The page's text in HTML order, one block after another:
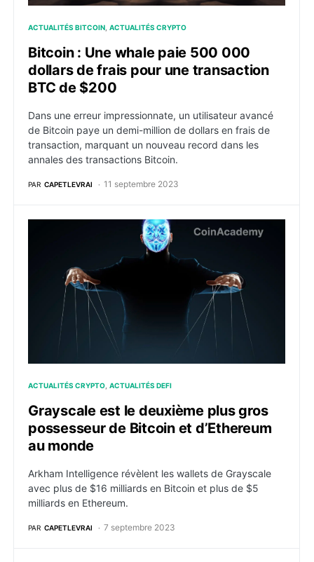
ACTUALITÉS BITCOIN ACTUALITÉS CRYPTO
Bitcoin : Une whale paie 500 000
dollars de frais pour une transaction
BTC de $200
Dans une erreur impressionnate, un utilisateur avancé
de Bitcoin paye un demi-million de dollars en frais de
transaction, marquant un nouveau record dans les
annales des transactions Bitcoin.
PAR CAPETLEVRAI 11 septembre 2023
Grayscale est le deuxième plus gros possesseur de
ACTUALITÉS CRYPTO ACTUALITÉS DEFI
Grayscale est le deuxième plus gros
possesseur de Bitcoin et d’Ethereum
au monde
Arkham Intelligence révèlent les wallets de Grayscale
avec plus de $16 milliards en Bitcoin et plus de $5
milliards en Ethereum.
PAR CAPETLEVRAI 7 septembre 2023